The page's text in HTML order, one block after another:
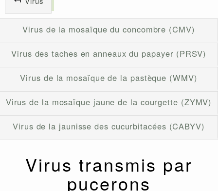
Virus de la mosaïque du concombre (CMV)
Virus des taches en anneaux du papayer (PRSV)
Virus de la mosaïque de la pastèque (WMV)
Virus de la mosaïque jaune de la courgette (ZYMV)
Virus de la jaunisse des cucurbitacées (CABYV)
Virus transmis par
pucerons